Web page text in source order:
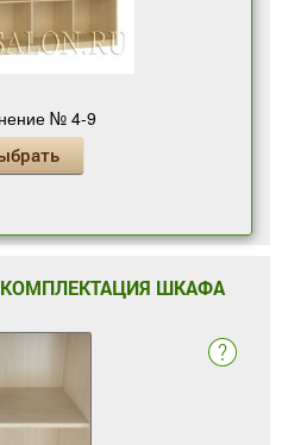
№ 4-9
ШКАФА